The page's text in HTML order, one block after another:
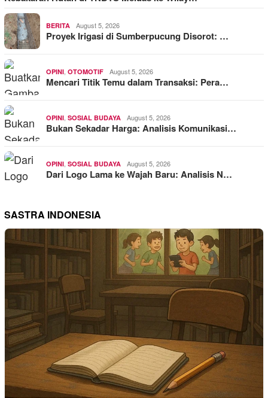
BERITA August 5, 2026
Proyek Irigasi di Sumberpucung Disorot: …
OPINI OTOMOTIF August 5, 2026
Mencari Titik Temu dalam Transaksi: Pera…
OPINI SOSIAL BUDAYA August 5, 2026
Bukan Sekadar Harga: Analisis Komunikasi…
OPINI SOSIAL BUDAYA August 5, 2026
Dari Logo Lama ke Wajah Baru: Analisis N…
SASTRA INDONESIA